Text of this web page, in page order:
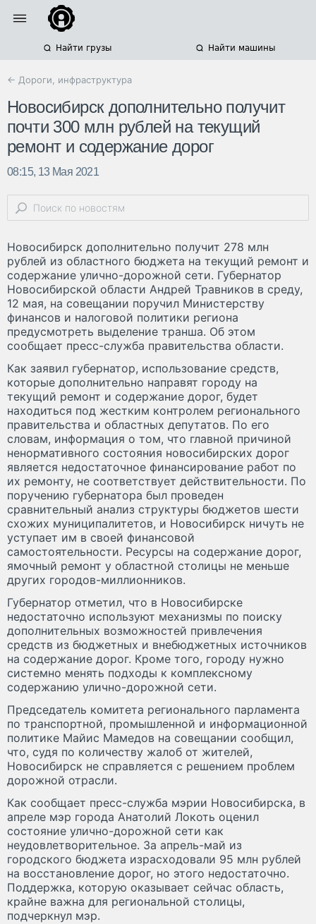
Найти грузы Найти машины
← Дороги, инфраструктура
Новосибирск дополнительно получит
почти 300 млн рублей на текущий
ремонт и содержание дорог
08:15, 13 Мая 2021
Новосибирск дополнительно получит 278 млн
рублей из областного бюджета на текущий ремонт и
содержание улично-дорожной сети. Губернатор
Новосибирской области Андрей Травников в среду,
12 мая, на совещании поручил Министерству
финансов и налоговой политики региона
предусмотреть выделение транша. Об этом
сообщает пресс-служба правительства области.
Как заявил губернатор, использование средств,
которые дополнительно направят городу на
текущий ремонт и содержание дорог, будет
находиться под жестким контролем регионального
правительства и областных депутатов. По его
словам, информация о том, что главной причиной
ненормативного состояния новосибирских дорог
является недостаточное финансирование работ по
их ремонту, не соответствует действительности. По
поручению губернатора был проведен
сравнительный анализ структуры бюджетов шести
схожих муниципалитетов, и Новосибирск ничуть не
уступает им в своей финансовой
самостоятельности. Ресурсы на содержание дорог,
ямочный ремонт у областной столицы не меньше
других городов-миллионников.
Губернатор отметил, что в Новосибирске
недостаточно используют механизмы по поиску
дополнительных возможностей привлечения
средств из бюджетных и внебюджетных источников
на содержание дорог. Кроме того, городу нужно
системно менять подходы к комплексному
содержанию улично-дорожной сети.
Председатель комитета регионального парламента
по транспортной, промышленной и информационной
политике Майис Мамедов на совещании сообщил,
что, судя по количеству жалоб от жителей,
Новосибирск не справляется с решением проблем
дорожной отрасли.
Как сообщает пресс-служба мэрии Новосибирска, в
апреле мэр города Анатолий Локоть оценил
состояние улично-дорожной сети как
неудовлетворительное. За апрель-май из
городского бюджета израсходовали 95 млн рублей
на восстановление дорог, но этого недостаточно.
Поддержка, которую оказывает сейчас область,
крайне важна для региональной столицы,
подчеркнул мэр.